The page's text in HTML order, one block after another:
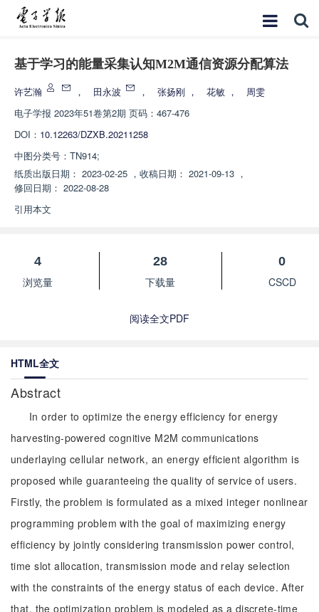
基于学习的能量采集认知M2M通信资源分配算法
许艺瀚 ， 田永波 ， 张扬刚 ， 花敏 ，
周雯
电子学报 2023年51卷第2期 页码：467-476
DOI： 10.12263/DZXB.20211258
中图分类号： TN914;
纸质出版日期： 2023-02-25 ， 收稿日期： 2021-09-13 ，
修回日期： 2022-08-28
引用本文
4
浏览量
28
下载量
0
CSCD
阅读全文PDF
HTML全文
Abstract
In order to optimize the energy efficiency for energy
harvesting-powered cognitive M2M communications
underlaying cellular network, an energy efficient algorithm is
proposed while guaranteeing the quality of service of users.
Firstly, the problem is formulated as a mixed integer nonlinear
programming problem with the goal of maximizing energy
efficiency by jointly considering transmission power control,
time slot allocation, transmission mode and relay selection
with the constraints of the energy status of each device. After
that, the optimization problem is modeled as a discrete-time